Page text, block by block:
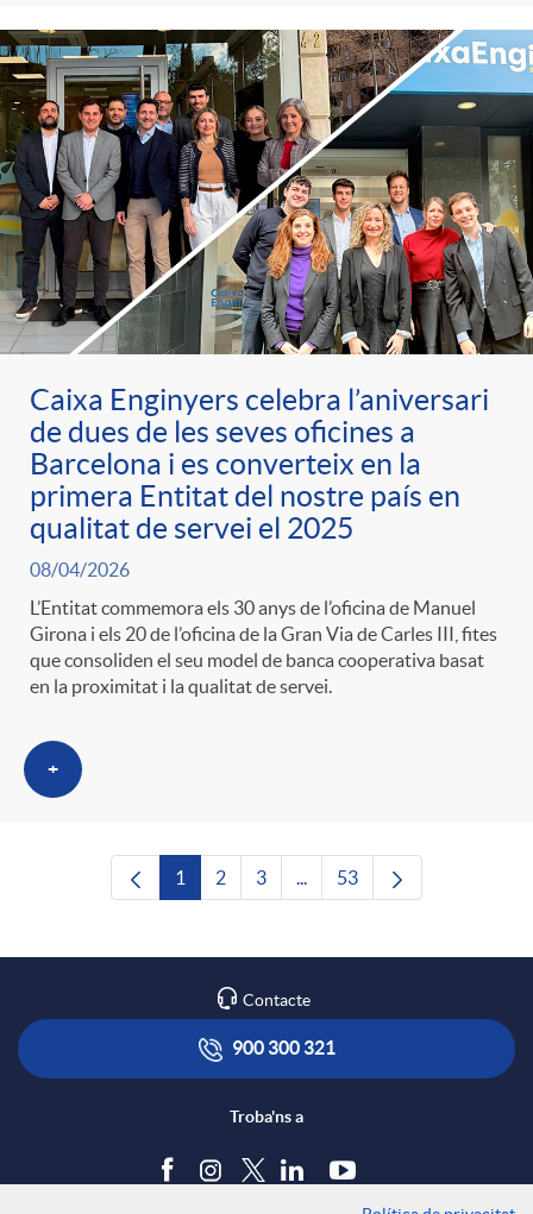
Caixa Enginyers celebra l’aniversari
de dues de les seves oficines a
Barcelona i es converteix en la
primera Entitat del nostre país en
qualitat de servei el 2025
08/04/2026
L’Entitat commemora els 30 anys de l’oficina de Manuel
Girona i els 20 de l’oficina de la Gran Via de Carles III, fites
que consoliden el seu model de banca cooperativa basat
en la proximitat i la qualitat de servei.
+
Pàgina
1 Pàgina
2 Pàgina
3 ...Pàgines intermèdies
Pàgina
53
Contacte
900 300 321
Troba'ns a